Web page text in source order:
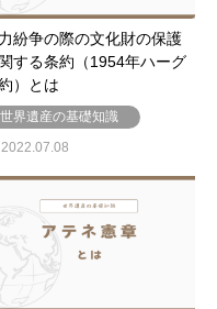
紛争の際の文化財の保護
する条約（1954年ハーグ
）とは
世界遺産の基礎知識
2022.07.08